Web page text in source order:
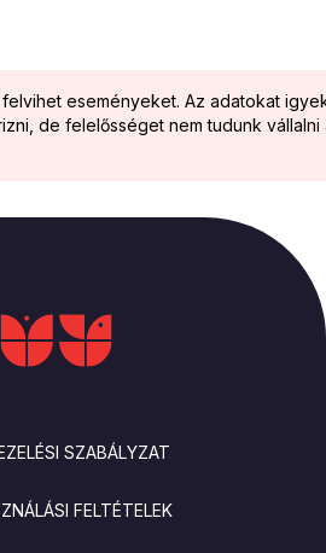
eseményeket. Az adatokat
de felelősséget nem tudunk vállalni
SZABÁLYZAT
FELTÉTELEK